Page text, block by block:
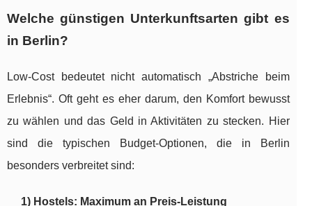
Welche günstigen Unterkunftsarten gibt es
in Berlin?
Low-Cost bedeutet nicht automatisch „Abstriche beim
Erlebnis“. Oft geht es eher darum, den Komfort bewusst
zu wählen und das Geld in Aktivitäten zu stecken. Hier
sind die typischen Budget-Optionen, die in Berlin
besonders verbreitet sind:
1) Hostels: Maximum an Preis-Leistung